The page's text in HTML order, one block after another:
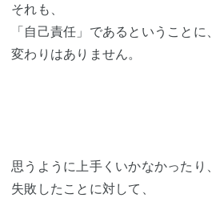
それも、
「自己責任」であるということに、
変わりはありません。
思うように上手くいかなかったり、
失敗したことに対して、